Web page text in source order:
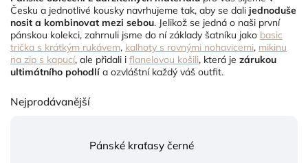
Česku a jednotlivé kousky navrhujeme tak, aby se dali jednoduše
nosit a kombinovat mezi sebou. Jelikož se jedná o naši první
pánskou kolekci, zahrnuli jsme do ní základy šatníku jako basic
trička s krátkým rukávem, kalhoty s rovnými nohavicemi, mikinu
na zip s kapucí, ale přidali i flanelovou košili, která je zárukou
ultimátního pohodlía ozvláštní každý váš outfit.
Nejprodávanější
Pánské kraťasy černé